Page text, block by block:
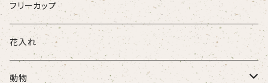
フリーカップ
花入れ
動物